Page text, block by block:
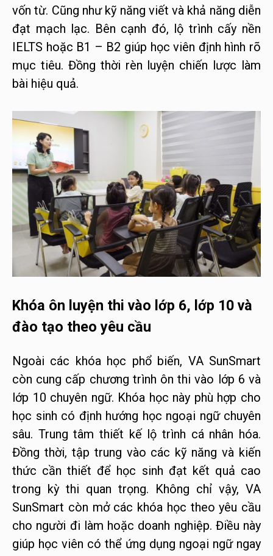
vốn từ. Cũng như kỹ năng viết và khả năng diễn
đạt mạch lạc. Bên cạnh đó, lộ trình cấy nền
IELTS hoặc B1 – B2 giúp học viên định hình rõ
mục tiêu. Đồng thời rèn luyện chiến lược làm
bài hiệu quả.
Khóa ôn luyện thi vào lớp 6, lớp 10 và
đào tạo theo yêu cầu
Ngoài các khóa học phổ biến, VA SunSmart
còn cung cấp chương trình ôn thi vào lớp 6 và
lớp 10 chuyên ngữ. Khóa học này phù hợp cho
học sinh có định hướng học ngoại ngữ chuyên
sâu. Trung tâm thiết kế lộ trình cá nhân hóa.
Đồng thời, tập trung vào các kỹ năng và kiến
thức cần thiết để học sinh đạt kết quả cao
trong kỳ thi quan trọng. Không chỉ vậy, VA
SunSmart còn mở các khóa học theo yêu cầu
cho người đi làm hoặc doanh nghiệp. Điều này
giúp học viên có thể ứng dụng ngoại ngữ ngay